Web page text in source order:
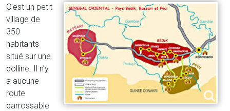
C'est un petit
village de
350
habitants
situé sur une
colline. Il n’y
a aucune
route
carrossable